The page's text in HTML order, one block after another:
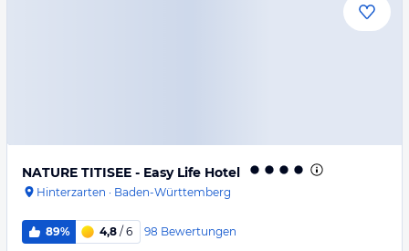
NATURE TITISEE - Easy Life Hotel
Hinterzarten · Baden-Württemberg
89% 4,8 / 6 98 Bewertungen